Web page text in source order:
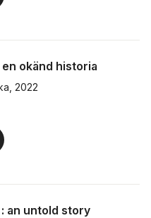
okänd historia
2022
antal röster:
an untold story